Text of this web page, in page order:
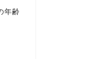
年齢